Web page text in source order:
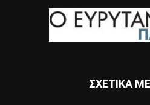
ΣΧΕΤΙΚΑ